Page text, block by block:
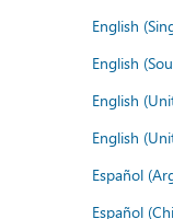
English
English
English
English
Español
Español